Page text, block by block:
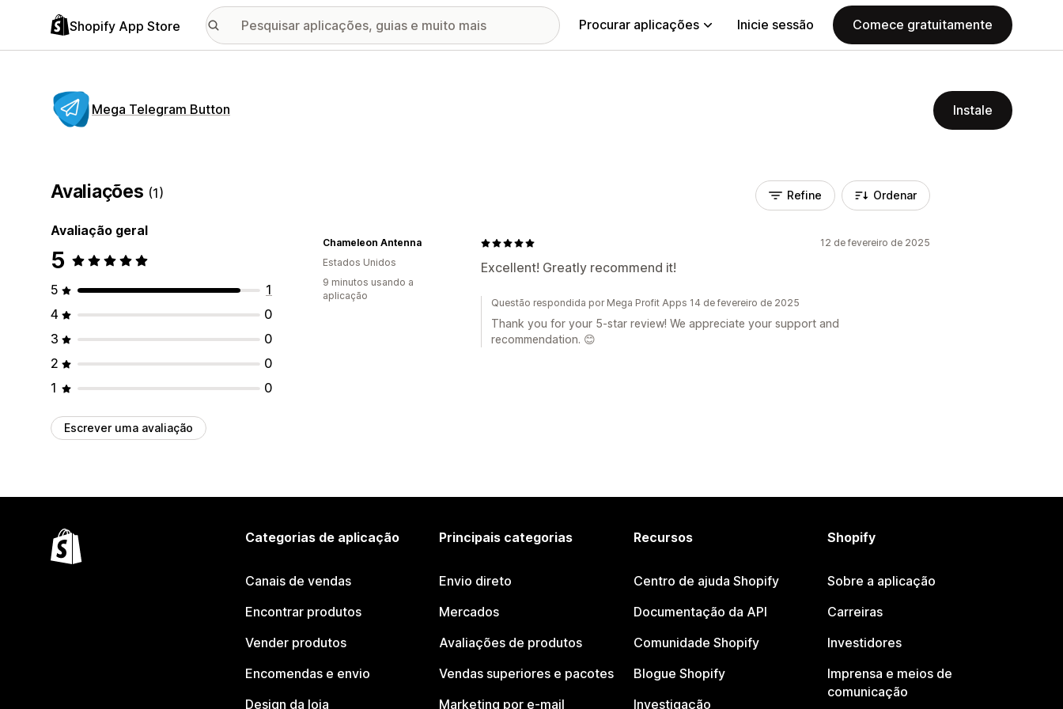
Shopify App Store Procurar aplicações Inicie sessão Comece gratuitamente
Mega Telegram Button Instale
Avaliações (1)
Avaliação geral
5
5
1
4
0
3
0
2
0
1
0
Escrever uma avaliação
Refine Ordenar
12 de fevereiro de 2025
Excellent! Greatly recommend it!
Chameleon Antenna
Estados Unidos
9 minutos usando a
aplicação
Questão respondida por Mega Profit Apps 14 de fevereiro de 2025
Thank you for your 5-star review! We appreciate your support and
recommendation. 😊
Categorias de aplicação
Canais de vendas
Encontrar produtos
Vender produtos
Encomendas e envio
Design da loja
Principais categorias
Envio direto
Mercados
Avaliações de produtos
Vendas superiores e pacotes
Marketing por e-mail
Recursos
Centro de ajuda Shopify
Documentação da API
Comunidade Shopify
Blogue Shopify
Investigação
Shopify
Sobre a aplicação
Carreiras
Investidores
Imprensa e meios de
comunicação